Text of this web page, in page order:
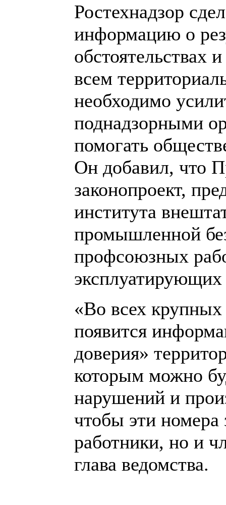
Ростехнадзор
информацию о
обстоятельствах
всем
необходимо
поднадзорными
помогать
Он добавил, что
законопроект,
института
промышленной
профсоюзных
эксплуатирующих
«Во всех
появится
доверия»
которым можно
нарушений и
чтобы эти номера
работники, но и
глава ведомства.